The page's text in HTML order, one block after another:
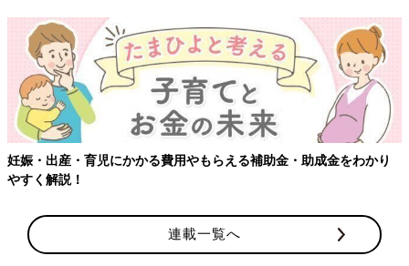
妊娠・出産・育児にかかる費用やもらえる補助金・助成金をわかり
やすく解説！
連載一覧へ